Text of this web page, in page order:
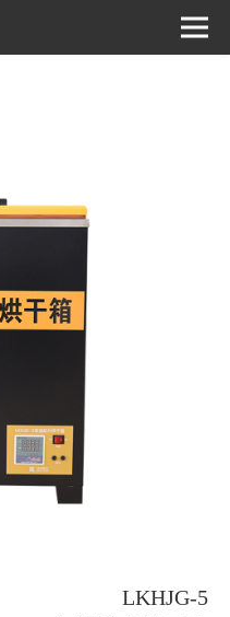
LKHJG-5